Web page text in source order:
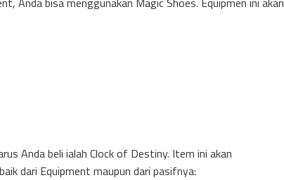
Anda beli ialah Clock of Destiny. Item ini akan
dari Equipment maupun dari pasifnya: